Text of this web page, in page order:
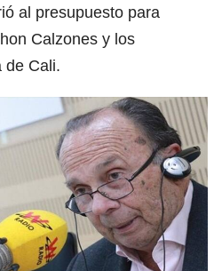
al presupuesto para
Calzones y los
de Cali.